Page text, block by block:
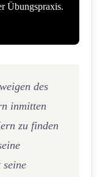
Übungspraxis.
des
inmitten
zu finden
seine